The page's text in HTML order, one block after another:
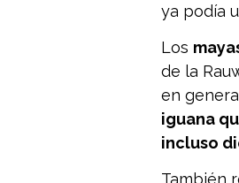
ya podía
Los
de la
en
iguana
incluso